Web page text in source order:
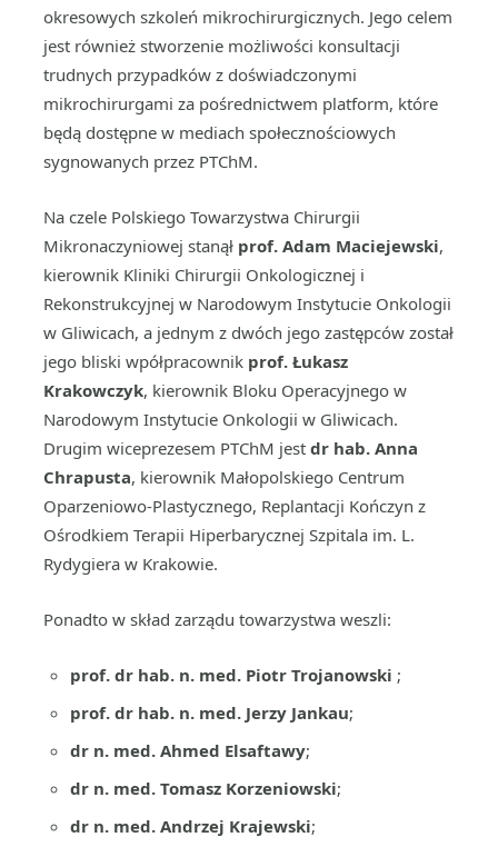
okresowych szkoleń mikrochirurgicznych. Jego celem
jest również stworzenie możliwości konsultacji
trudnych przypadków z doświadczonymi
mikrochirurgami za pośrednictwem platform, które
będą dostępne w mediach społecznościowych
sygnowanych przez PTChM.
Na czele Polskiego Towarzystwa Chirurgii
Mikronaczyniowej stanął prof. Adam Maciejewski,
kierownik Kliniki Chirurgii Onkologicznej i
Rekonstrukcyjnej w Narodowym Instytucie Onkologii
w Gliwicach, a jednym z dwóch jego zastępców został
jego bliski wpółpracownik prof. Łukasz
Krakowczyk, kierownik Bloku Operacyjnego w
Narodowym Instytucie Onkologii w Gliwicach.
Drugim wiceprezesem PTChM jest dr hab. Anna
Chrapusta, kierownik Małopolskiego Centrum
Oparzeniowo-Plastycznego, Replantacji Kończyn z
Ośrodkiem Terapii Hiperbarycznej Szpitala im. L.
Rydygiera w Krakowie.
Ponadto w skład zarządu towarzystwa weszli:
prof. dr hab. n. med. Piotr Trojanowski ;
prof. dr hab. n. med. Jerzy Jankau;
dr n. med. Ahmed Elsaftawy;
dr n. med. Tomasz Korzeniowski;
dr n. med. Andrzej Krajewski;